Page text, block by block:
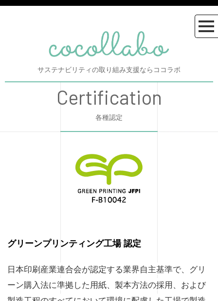
サステナビリティの取り組み支援ならココラボ
Certification
各種認定
グリーンプリンティング工場 認定
日本印刷産業連合会が認定する業界自主基準で、グリ
ーン購入法に準拠した用紙、製本方法の採用、および